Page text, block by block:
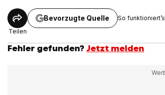
Teilen
Bevorzugte Quelle So funktioniert’s
Fehler gefunden? Jetzt melden